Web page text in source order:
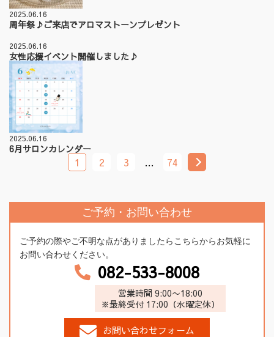
2025.06.16
周年祭♪ご来店でアロマストーンプレゼント
2025.06.16
女性応援イベント開催しました♪
2025.06.16
6月サロンカレンダー
1 2 3 … 74
ご予約・お問い合わせ
ご予約の際やご不明な点がありましたらこちらからお気軽に
お問い合わせください。
082-533-8008
営業時間 9:00〜18:00
※最終受付 17:00（水曜定休）
お問い合わせフォーム